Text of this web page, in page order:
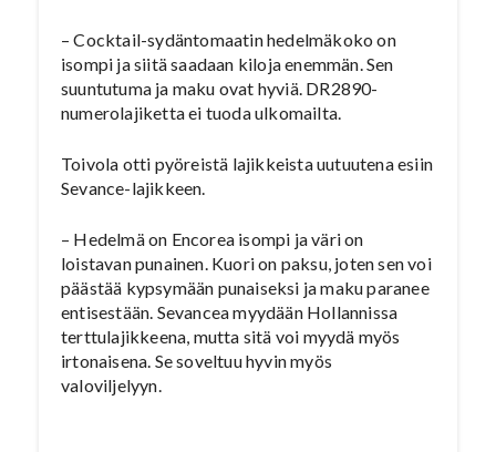
– Cocktail-sydäntomaatin hedelmäkoko on
isompi ja siitä saadaan kiloja enemmän. Sen
suuntutuma ja maku ovat hyviä. DR2890-
numerolajiketta ei tuoda ulkomailta.
Toivola otti pyöreistä lajikkeista uutuutena esiin
Sevance-lajikkeen.
– Hedelmä on Encorea isompi ja väri on
loistavan punainen. Kuori on paksu, joten sen voi
päästää kypsymään punaiseksi ja maku paranee
entisestään. Sevancea myydään Hollannissa
terttulajikkeena, mutta sitä voi myydä myös
irtonaisena. Se soveltuu hyvin myös
valoviljelyyn.